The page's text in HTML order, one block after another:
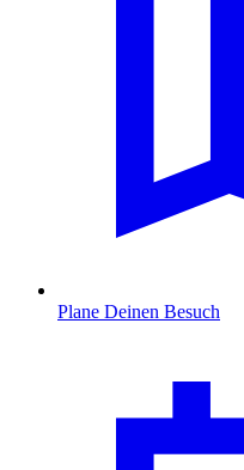
Plane Deinen Besuch